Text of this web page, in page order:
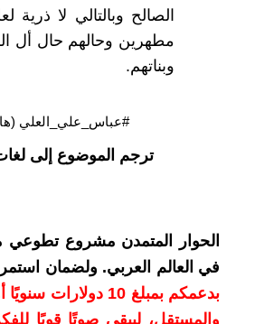
الصالح وبالتالي لا
مطهرين وحالهم حال أل
وبناتهم.
#عباس_علي_العلي
ترجم الموضوع إلى
الحوار المتمدن مشروع تطوعي
في العالم العربي. ولضمان
بدعمكم بمبلغ 10
والمستقل، ليبقى صوتًا قويًا